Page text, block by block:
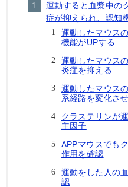
運動すると血漿中の
症が抑えられ、認知
運動したマウス
機能がUPする
運動したマウス
炎症を抑える
運動したマウス
系経路を変化さ
クラステリンが
主因子
APPマウスでも
作用を確認
運動をした人の
認